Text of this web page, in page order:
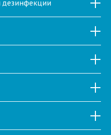
дезинфекции